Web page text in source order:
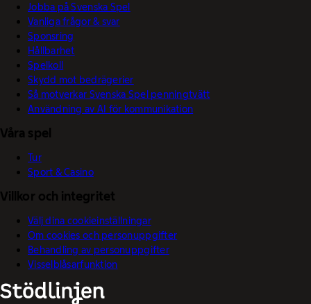
Jobba på Svenska Spel
Vanliga frågor & svar
Sponsring
Hållbarhet
Spelkoll
Skydd mot bedrägerier
Så motverkar Svenska Spel penningtvätt
Användning av AI för kommunikation
Våra spel
Tur
Sport & Casino
Villkor och integritet
Välj dina cookieinställningar
Om cookies och personuppgifter
Behandling av personuppgifter
Visselblåsarfunktion